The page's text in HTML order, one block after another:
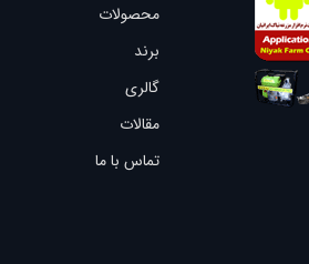
محصولات
برند
گالری
مقالات
تماس با ما